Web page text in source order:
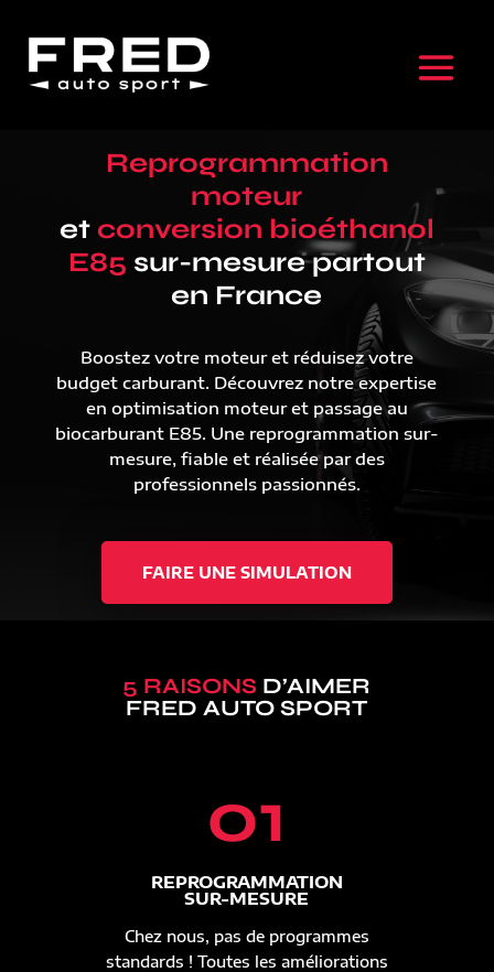
Reprogrammation
moteur
et conversion bioéthanol
E85 sur-mesure partout
en France
Boostez votre moteur et réduisez votre
budget carburant. Découvrez notre expertise
en optimisation moteur et passage au
biocarburant E85. Une reprogrammation sur-
mesure, fiable et réalisée par des
professionnels passionnés.
FAIRE UNE SIMULATION
5 RAISONS D’AIMER
FRED AUTO SPORT
01
REPROGRAMMATION
SUR-MESURE
Chez nous, pas de programmes
standards ! Toutes les améliorations